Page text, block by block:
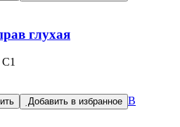
глухая
Добавить в избранное В